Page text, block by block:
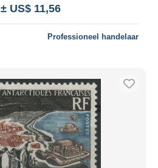
± US$ 11,56
Professioneel handelaar